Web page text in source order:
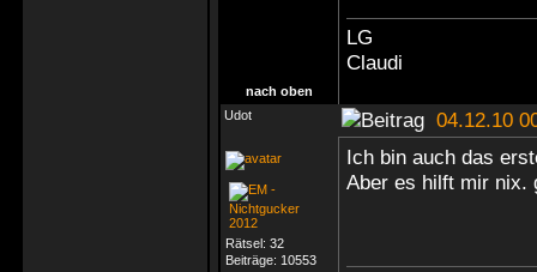
LG
Claudi
nach oben
Udot
04.12.10
Rätsel: 32
Beiträge: 10553
Ich bin auch das
Aber es hilft mir nix.